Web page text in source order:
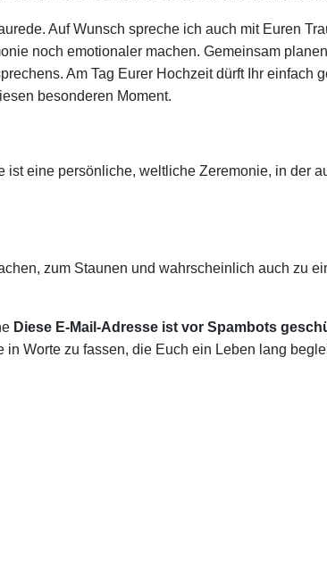
Auf Wunsch spreche ich auch mit Euren
noch emotionaler machen. Gemeinsam
Am Tag Eurer Hochzeit dürft Ihr
besonderen Moment.
eine persönliche, weltliche Zeremonie, in der
zum Staunen und wahrscheinlich auch zu
Diese E-Mail-Adresse ist vor Spambots
Worte zu fassen, die Euch ein Leben lang